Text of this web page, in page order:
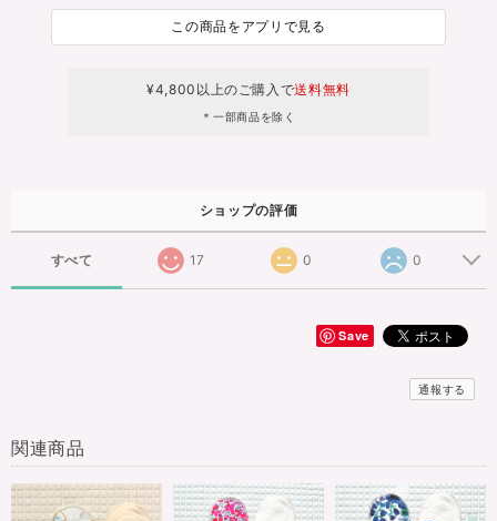
この商品をアプリで見る
¥4,800以上のご購入で送料無料
＊一部商品を除く
ショップの評価
すべて 17 0 0
Save
通報する
関連商品